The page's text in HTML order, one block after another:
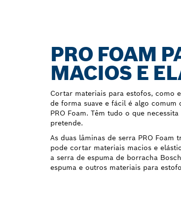
PRO FOAM
MACIOS E
Cortar materiais para estofos, como
de forma suave e fácil é algo comum
PRO Foam. Têm tudo o que
pretende.
As duas lâminas de serra PRO
pode cortar materiais macios e
a serra de espuma de borracha
espuma e outros materiais para